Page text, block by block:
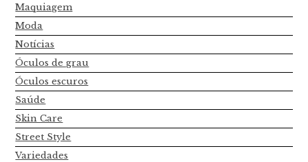
Maquiagem
Moda
Notícias
Óculos de grau
Óculos escuros
Saúde
Skin Care
Street Style
Variedades